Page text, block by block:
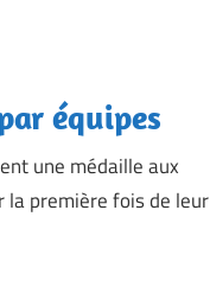
équipes
une médaille aux
la première fois de leur